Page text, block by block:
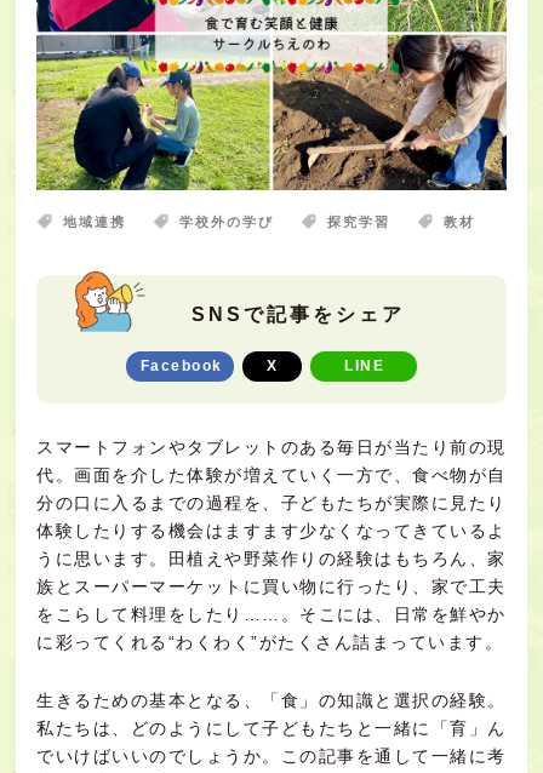
地域連携 学校外の学び 探究学習 教材
SNSで記事をシェア
Facebook X LINE
スマートフォンやタブレットのある毎日が当たり前の現
代。画面を介した体験が増えていく一方で、食べ物が自
分の口に入るまでの過程を、子どもたちが実際に見たり
体験したりする機会はますます少なくなってきているよ
うに思います。田植えや野菜作りの経験はもちろん、家
族とスーパーマーケットに買い物に行ったり、家で工夫
をこらして料理をしたり……。そこには、日常を鮮やか
に彩ってくれる“わくわく”がたくさん詰まっています。
生きるための基本となる、「食」の知識と選択の経験。
私たちは、どのようにして子どもたちと一緒に「育」ん
でいけばいいのでしょうか。この記事を通して一緒に考